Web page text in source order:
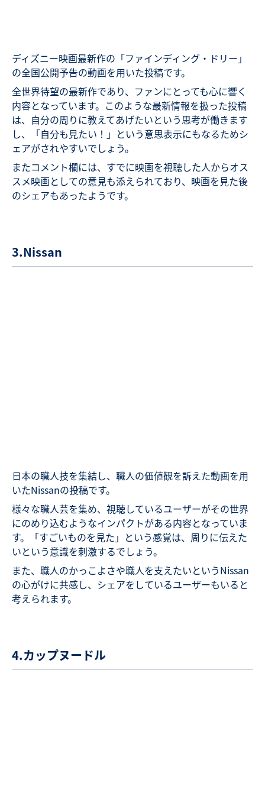
ディズニー映画最新作の「ファインディング・ドリー」
の全国公開予告の動画を用いた投稿です。
全世界待望の最新作であり、ファンにとっても心に響く
内容となっています。このような最新情報を扱った投稿
は、自分の周りに教えてあげたいという思考が働きます
し、「自分も見たい！」という意思表示にもなるためシ
ェアがされやすいでしょう。
またコメント欄には、すでに映画を視聴した人からオス
スメ映画としての意見も添えられており、映画を見た後
のシェアもあったようです。
3.Nissan
日本の職人技を集結し、職人の価値観を訴えた動画を用
いたNissanの投稿です。
様々な職人芸を集め、視聴しているユーザーがその世界
にのめり込むようなインパクトがある内容となっていま
す。「すごいものを見た」という感覚は、周りに伝えた
いという意識を刺激するでしょう。
また、職人のかっこよさや職人を支えたいというNissan
の心がけに共感し、シェアをしているユーザーもいると
考えられます。
4.カップヌードル